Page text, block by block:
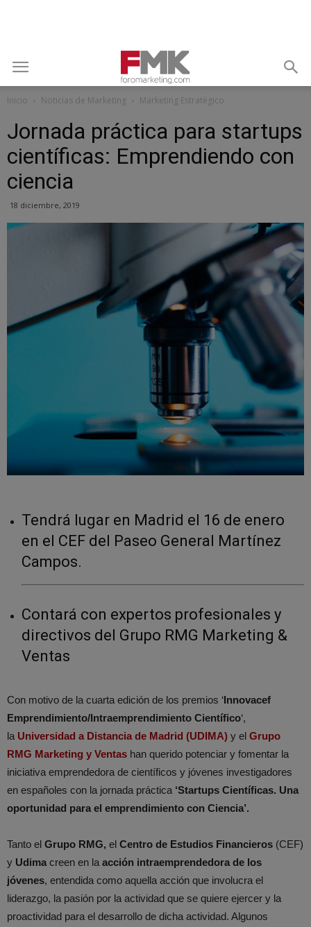
Inicio Noticias de Marketing Marketing Estratégico
Jornada práctica para startups
científicas: Emprendiendo con
ciencia
18 diciembre, 2019
Tendrá lugar en Madrid el 16 de enero
en el CEF del Paseo General Martínez
Campos.
Contará con expertos profesionales y
directivos del Grupo RMG Marketing &
Ventas
Con motivo de la cuarta edición de los premios ‘Innovacef
Emprendimiento/Intraemprendimiento Científico‘,
la Universidad a Distancia de Madrid (UDIMA) y el Grupo
RMG Marketing y Ventas han querido potenciar y fomentar la
iniciativa emprendedora de científicos y jóvenes investigadores
en españoles con la jornada práctica ‘Startups Científicas. Una
oportunidad para el emprendimiento con Ciencia’.
Tanto el Grupo RMG, el Centro de Estudios Financieros (CEF)
y Udima creen en la acción intraemprendedora de los
jóvenes, entendida como aquella acción que involucra el
liderazgo, la pasión por la actividad que se quiere ejercer y la
proactividad para el desarrollo de dicha actividad. Algunos